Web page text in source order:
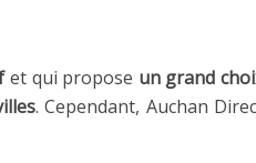
et qui propose un grand
. Cependant, Auchan